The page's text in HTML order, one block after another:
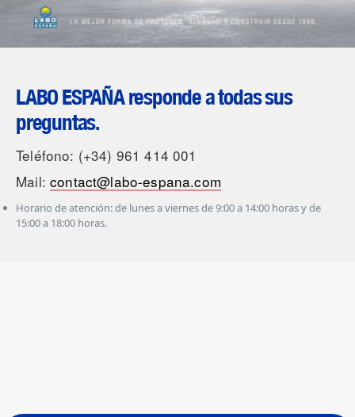
LABO ESPAÑA responde a todas sus
preguntas.
Teléfono: (+34) 961 414 001
Mail:contact@labo-espana.com
Horario de atención: de lunes a viernes de 9:00 a 14:00 horas y de
15:00 a 18:00 horas.